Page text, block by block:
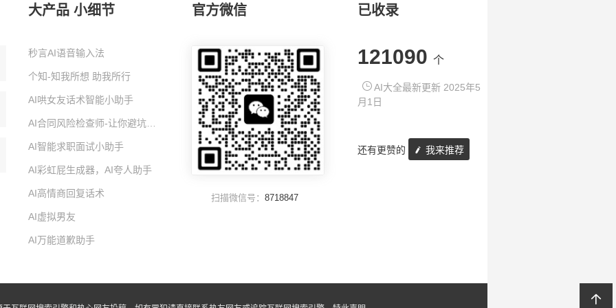
大产品 小细节
秒言AI语音输入法
个知-知我所想 助我所行
AI哄女友话术智能小助手
AI智能求职面试小助手
AI彩虹屁生成器，AI夸人助手
AI高情商回复话术
AI虚拟男友
AI万能道歉助手
官方微信
扫描微信号： 8718847
已收录
121090 个
AI大全最新更新 2025年5
月1日
还有更赞的 我来推荐